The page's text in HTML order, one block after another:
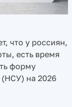
что у россиян,
есть время
форму
(НСУ) на 2026